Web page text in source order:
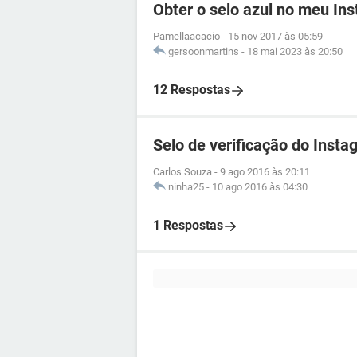
Obter o selo azul no meu
Pamellaacacio - 15 nov 2017 às 05:59
gersoonmartins - 18 mai 2023 às 20:50
12 Respostas
Selo de verificação do
Carlos Souza - 9 ago 2016 às 20:11
ninha25 - 10 ago 2016 às 04:30
1 Respostas